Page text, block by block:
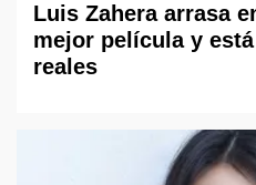
Luis Zahera arrasa
mejor película y
reales